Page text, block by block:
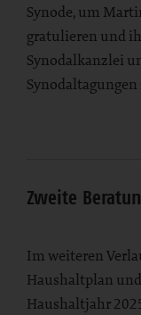
Synode, um
gratulieren und
Synodalkanzlei
Zweite
Im weiteren
Haushaltplan
Haushaltjahr